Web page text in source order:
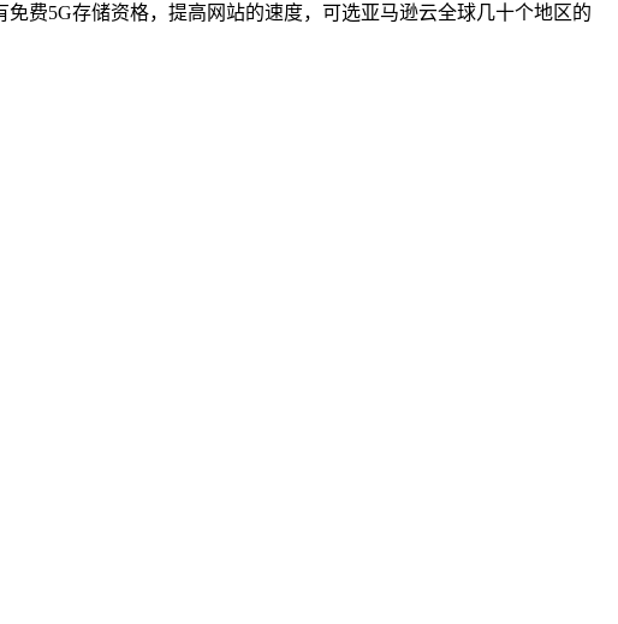
费5G存储资格，提高网站的速度，可选亚马逊云全球几十个地区的